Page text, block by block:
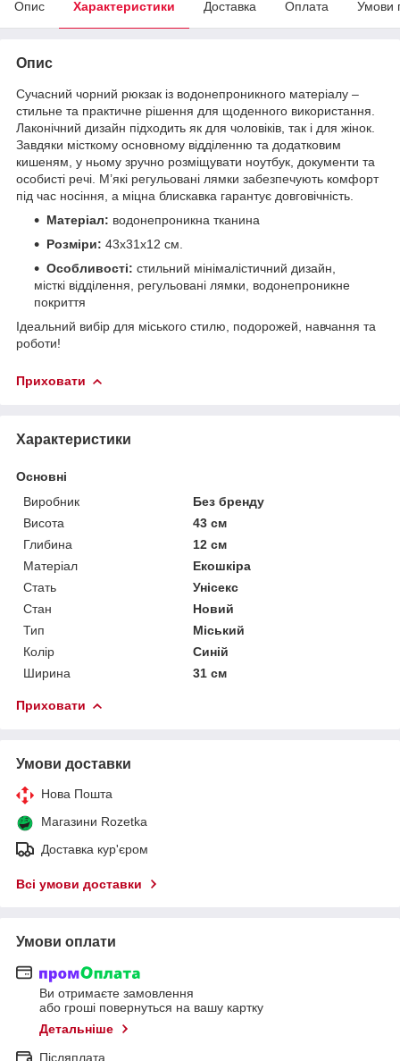
Опис Характеристики Доставка Оплата Умови
Опис
Сучасний чорний рюкзак із водонепроникного матеріалу –
стильне та практичне рішення для щоденного використання.
Лаконічний дизайн підходить як для чоловіків, так і для жінок.
Завдяки місткому основному відділенню та додатковим
кишеням, у ньому зручно розміщувати ноутбук, документи та
особисті речі. М’які регульовані лямки забезпечують комфорт
під час носіння, а міцна блискавка гарантує довговічність.
Матеріал: водонепроникна тканина
Розміри: 43х31х12 см.
Особливості: стильний мінімалістичний дизайн,
місткі відділення, регульовані лямки, водонепроникне
покриття
Ідеальний вибір для міського стилю, подорожей, навчання та
роботи!
Приховати
Характеристики
Основні
Виробник
Без бренду
Висота
43 см
Глибина
12 см
Матеріал
Екошкіра
Стать
Унісекс
Стан
Новий
Тип
Міський
Колір
Синій
Ширина
31 см
Приховати
Умови доставки
Нова Пошта
Магазини Rozetka
Доставка кур'єром
Всі умови доставки
Умови оплати
Ви отримаєте замовлення
або гроші повернуться на вашу картку
Детальніше
Післяплата